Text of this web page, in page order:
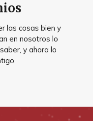
las cosas bien y
en nosotros lo
y ahora lo